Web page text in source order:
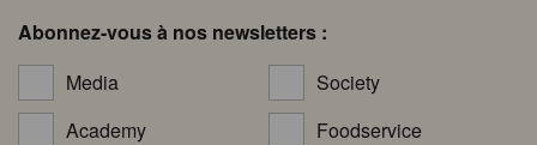
Abonnez-vous à nos newsletters :
Media
Society
Academy
Foodservice